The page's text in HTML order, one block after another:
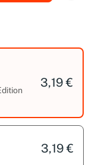
3,19 €
3,19 €